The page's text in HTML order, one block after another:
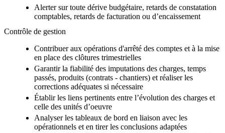
Alerter sur toute dérive budgétaire, retards de constatation
comptables, retards de facturation ou d’encaissement
Contrôle de gestion
Contribuer aux opérations d'arrêté des comptes et à la mise
en place des clôtures trimestrielles
Garantir la fiabilité des imputations des charges, temps
passés, produits (contrats - chantiers) et réaliser les
corrections adéquates si nécessaire
Établir les liens pertinents entre l’évolution des charges et
celle des unités d’oeuvre
Analyser les tableaux de bord en liaison avec les
opérationnels et en tirer les conclusions adaptées